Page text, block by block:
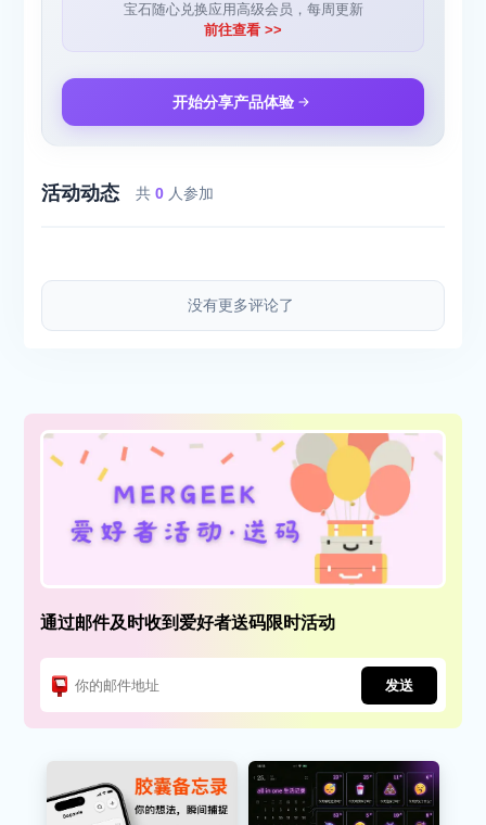
宝石随心兑换应用高级会员，每周更新
前往查看 >>
开始分享产品体验
活动动态 共0 人参加
没有更多评论了
通过邮件及时收到爱好者送码限时活动
发送